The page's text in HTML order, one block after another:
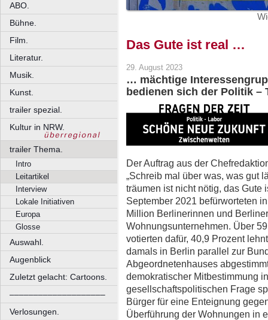
ABO.
Bühne.
Film.
Literatur.
Musik.
Kunst.
trailer spezial.
Kultur in NRW.
trailer Thema.
Intro
Leitartikel
Interview
Lokale Initiativen
Europa
Glosse
Auswahl.
Augenblick
Zuletzt gelacht: Cartoons.
––––––––––––––––––––
Verlosungen.
Das Gute ist real …
29. August 2023
… mächtige
bedienen sich der Politik –
Der Auftrag aus der
„Schreib mal über was, was gut
träumen ist nicht nötig, das Gute
September 2021 befürworteten
Million Berlinerinnen und
Wohnungsunternehmen. Über
votierten dafür, 40,9 Prozent
damals in Berlin parallel zur
Abgeordnetenhauses
demokratischer Mitbestimmung
gesellschaftspolitischen Frage
Bürger für eine Enteignung
Überführung der Wohnungen in